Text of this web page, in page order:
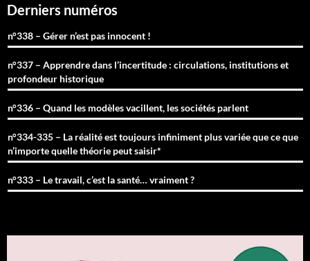
Derniers numéros
n°338 – Gérer n’est pas innocent !
n°337 – Apprendre dans l’incertitude : circulations, institutions et
profondeur historique
n°336 – Quand les modèles vacillent, les sociétés parlent
n°334-335 – La réalité est toujours infiniment plus variée que ce que
n’importe quelle théorie peut saisir*
n°333 – Le travail, c’est la santé… vraiment ?